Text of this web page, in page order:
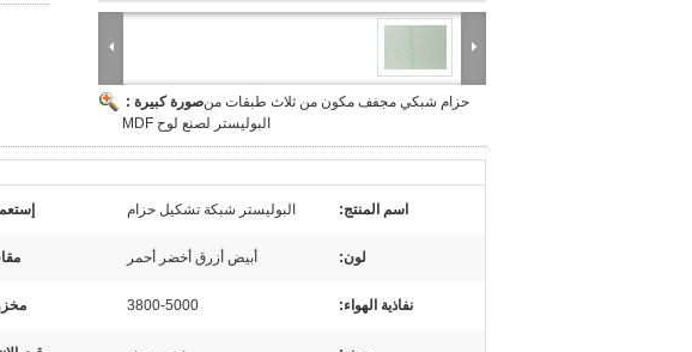
صورة كبيرة :حزام شبكي مجفف مكون من ثلاث طبقات من
البوليستر لصنع لوح MDF
اسم المنتج: البوليستر شبكة تشكيل حزام
لون: أبيض أزرق أخضر أحمر
نفاذية الهواء: 3800-5000